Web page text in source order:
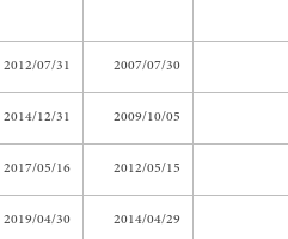
2007/07/30
2012/07/31
2009/10/05
2014/12/31
2012/05/15
2017/05/16
2014/04/29
2019/04/30